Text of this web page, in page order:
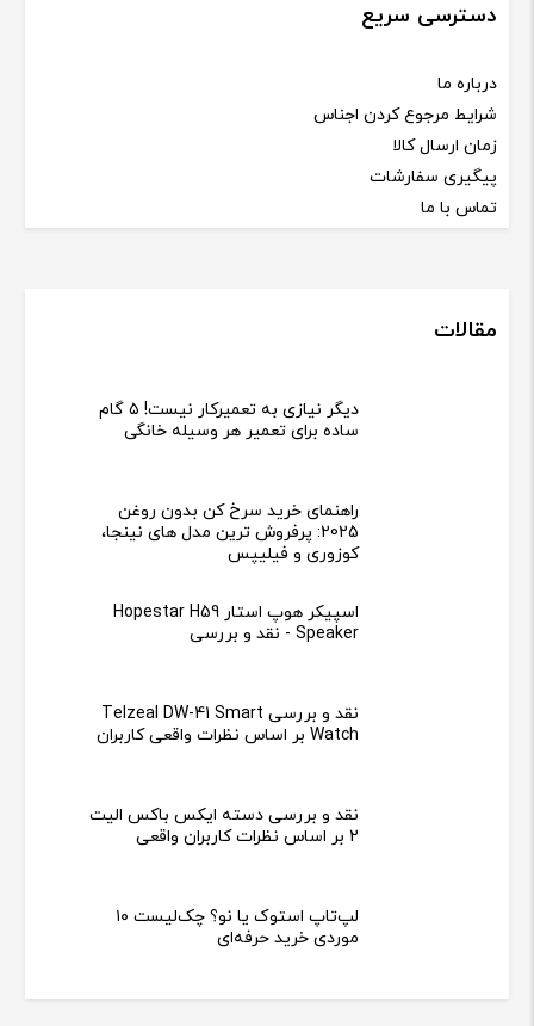
دسترسی سریع
درباره ما
شرایط مرجوع کردن اجناس
زمان ارسال کالا
پیگیری سفارشات
تماس با ما
مقالات
دیگر نیازی به تعمیرکار نیست! ۵ گام
ساده برای تعمیر هر وسیله خانگی
راهنمای خرید سرخ کن بدون روغن
2025: پرفروش ترین مدل های نینجا،
کوزوری و فیلیپس
اسپیکر هوپ استار Hopestar H59
Speaker - نقد و بررسی
نقد و بررسی Telzeal DW-41 Smart
Watch بر اساس نظرات واقعی کاربران
نقد و بررسی دسته ایکس باکس الیت
2 بر اساس نظرات کاربران واقعی
لپ‌تاپ استوک یا نو؟ چک‌لیست ۱۰
موردی خرید حرفه‌ای